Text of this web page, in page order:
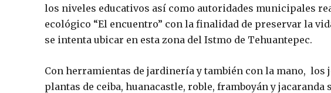
los niveles educativos así como autoridades municipales
ecológico “El encuentro” con la finalidad de preservar la
se intenta ubicar en esta zona del Istmo de Tehuantepec.
Con herramientas de jardinería y también con la mano, los
plantas de ceiba, huanacastle, roble, framboyán y